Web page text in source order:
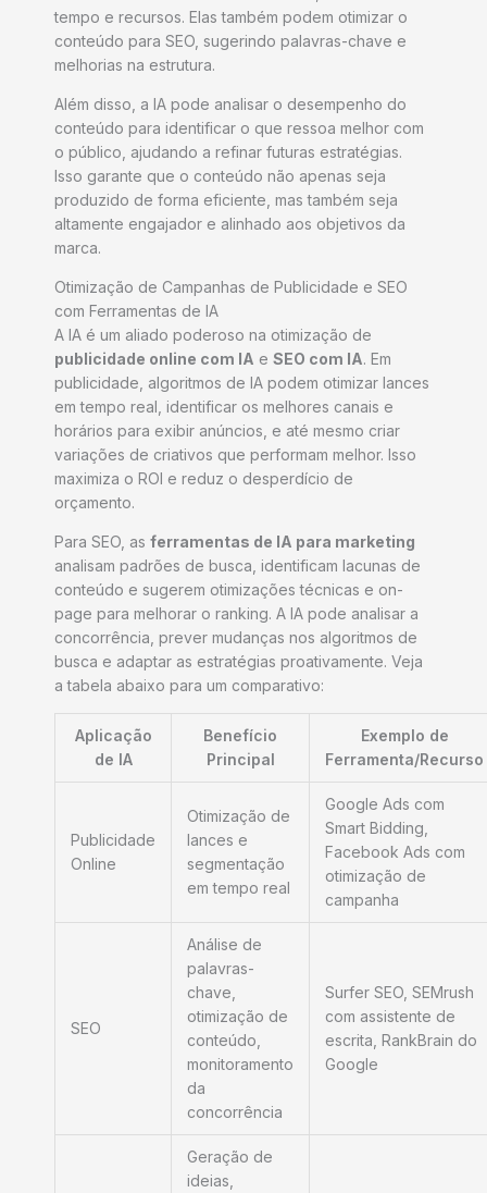
tempo e recursos. Elas também podem otimizar o
conteúdo para SEO, sugerindo palavras-chave e
melhorias na estrutura.
Além disso, a IA pode analisar o desempenho do
conteúdo para identificar o que ressoa melhor com
o público, ajudando a refinar futuras estratégias.
Isso garante que o conteúdo não apenas seja
produzido de forma eficiente, mas também seja
altamente engajador e alinhado aos objetivos da
marca.
Otimização de Campanhas de Publicidade e SEO
com Ferramentas de IA
A IA é um aliado poderoso na otimização de
publicidade online com IA e SEO com IA. Em
publicidade, algoritmos de IA podem otimizar lances
em tempo real, identificar os melhores canais e
horários para exibir anúncios, e até mesmo criar
variações de criativos que performam melhor. Isso
maximiza o ROI e reduz o desperdício de
orçamento.
Para SEO, as ferramentas de IA para marketing
analisam padrões de busca, identificam lacunas de
conteúdo e sugerem otimizações técnicas e on-
page para melhorar o ranking. A IA pode analisar a
concorrência, prever mudanças nos algoritmos de
busca e adaptar as estratégias proativamente. Veja
a tabela abaixo para um comparativo:
Aplicação
de IA
Benefício
Principal
Exemplo de
Ferramenta/Recurso
Publicidade
Online
Otimização de
lances e
segmentação
em tempo real
Google Ads com
Smart Bidding,
Facebook Ads com
otimização de
campanha
SEO
Análise de
palavras-
chave,
otimização de
conteúdo,
monitoramento
da
concorrência
Surfer SEO, SEMrush
com assistente de
escrita, RankBrain do
Google
Geração de
ideias,